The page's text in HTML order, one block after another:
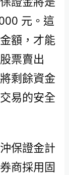
元。這
額，才能
票賣出
剩餘資金
易的安全
保證金計
商採用固